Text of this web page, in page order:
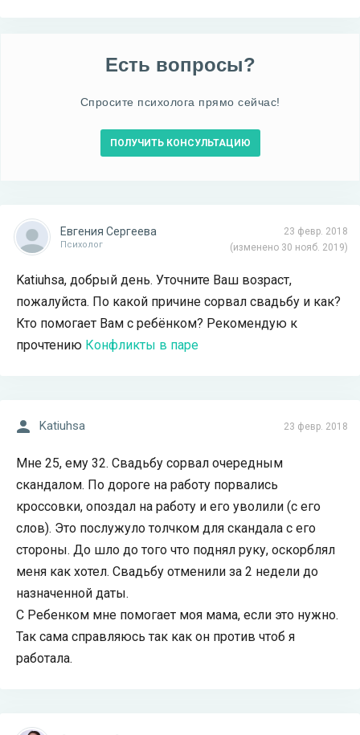
Есть вопросы?
Спросите психолога прямо сейчас!
ПОЛУЧИТЬ КОНСУЛЬТАЦИЮ
23 февр. 2018
(изменено 30 нояб. 2019)
Евгения Сергеева
Психолог
Katiuhsa, добрый день. Уточните Ваш возраст,
пожалуйста. По какой причине сорвал свадьбу и как?
Кто помогает Вам с ребёнком? Рекомендую к
прочтению Конфликты в паре
23 февр. 2018
Katiuhsa
Мне 25, ему 32. Свадьбу сорвал очередным
скандалом. По дороге на работу порвались
кроссовки, опоздал на работу и его уволили (с его
слов). Это послужуло толчком для скандала с его
стороны. До шло до того что поднял руку, оскорблял
меня как хотел. Свадьбу отменили за 2 недели до
назначенной даты.
С Ребенком мне помогает моя мама, если это нужно.
Так сама справляюсь так как он против чтоб я
работала.